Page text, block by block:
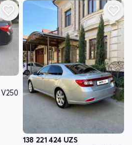
138 221 424 UZS